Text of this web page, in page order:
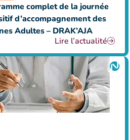
complet de la journée
d’accompagnement des
Adultes – DRAK’AJA
Lire l’actualité